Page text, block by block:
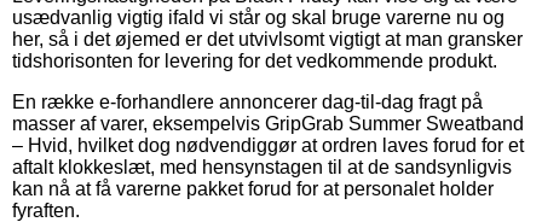
usædvanlig vigtig ifald vi står og skal bruge varerne nu og
her, så i det øjemed er det utvivlsomt vigtigt at man gransker
tidshorisonten for levering for det vedkommende produkt.
En række e-forhandlere annoncerer dag-til-dag fragt på
masser af varer, eksempelvis GripGrab Summer Sweatband
– Hvid, hvilket dog nødvendiggør at ordren laves forud for et
aftalt klokkeslæt, med hensynstagen til at de sandsynligvis
kan nå at få varerne pakket forud for at personalet holder
fyraften.